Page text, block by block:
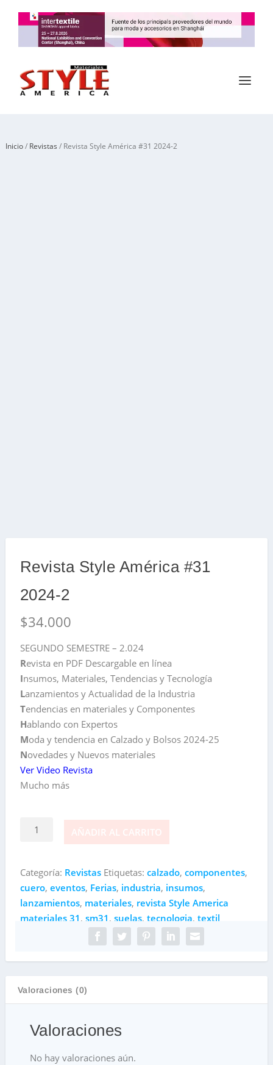
Inicio/ Revistas / Revista Style América #31 2024-2
Revista Style América #31
2024-2
$34.000
SEGUNDO SEMESTRE – 2.024
Revista en PDF Descargable en línea
Insumos, Materiales, Tendencias y Tecnología
Lanzamientos y Actualidad de la Industria
Tendencias en materiales y Componentes
Hablando con Expertos
Moda y tendencia en Calzado y Bolsos 2024-25
Novedades y Nuevos materiales
Ver Video Revista
Mucho más
Revista
#31
2024-
2
cantidad
AÑADIR AL CARRITO
Categoría: Revistas Etiquetas: calzado, componentes,
cuero, eventos, Ferias, industria, insumos,
lanzamientos, materiales, revista Style America
materiales 31 , sm31 , suelas, tecnologia, textil
Valoraciones (0)
Valoraciones
No hay valoraciones aún.